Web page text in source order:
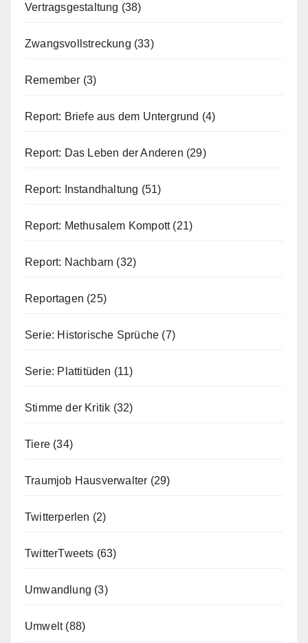
Vertragsgestaltung (38)
Zwangsvollstreckung (33)
Remember (3)
Report: Briefe aus dem Untergrund (4)
Report: Das Leben der Anderen (29)
Report: Instandhaltung (51)
Report: Methusalem Kompott(21)
Report: Nachbarn (32)
Reportagen (25)
Serie: Historische Sprüche (7)
Serie: Plattitüden (11)
Stimme der Kritik (32)
Tiere (34)
Traumjob Hausverwalter (29)
Twitterperlen (2)
TwitterTweets (63)
Umwandlung (3)
Umwelt(88)